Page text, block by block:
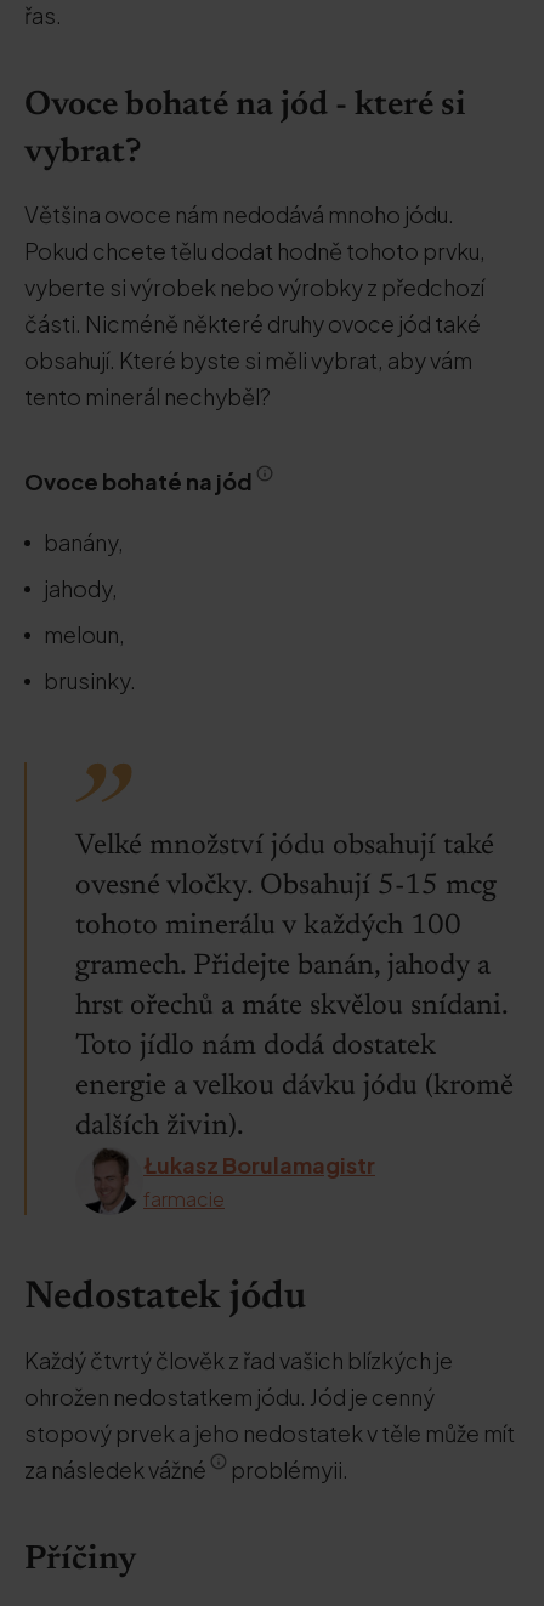
řas.
Ovoce bohaté na jód - které si
vybrat?
Většina ovoce nám nedodává mnoho jódu.
Pokud chcete tělu dodat hodně tohoto prvku,
vyberte si výrobek nebo výrobky z předchozí
části. Nicméně některé druhy ovoce jód také
obsahují. Které byste si měli vybrat, aby vám
tento minerál nechyběl?
Ovoce bohaté na jód
banány,
jahody,
meloun,
brusinky.
Velké množství jódu obsahují také
ovesné vločky. Obsahují 5-15 mcg
tohoto minerálu v každých 100
gramech. Přidejte banán, jahody a
hrst ořechů a máte skvělou snídani.
Toto jídlo nám dodá dostatek
energie a velkou dávku jódu (kromě
dalších živin).
Łukasz Borulamagistr
farmacie
Nedostatek jódu
Každý čtvrtý člověk z řad vašich blízkých je
ohrožen nedostatkem jódu. Jód je cenný
stopový prvek a jeho nedostatek v těle může mít
za následek vážné
problémyii.
Příčiny